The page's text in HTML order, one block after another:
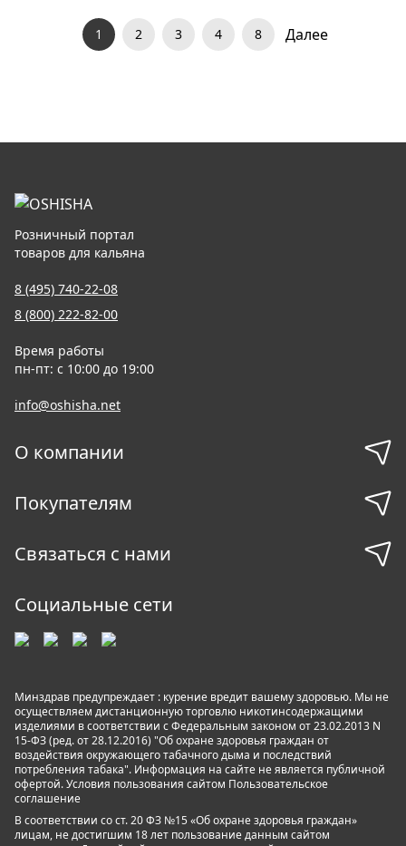
1 2 3 4 8 Далее
Розничный портал
товаров для кальяна
8 (495) 740-22-08
8 (800) 222-82-00
Время работы
пн-пт: с 10:00 до 19:00
info@oshisha.net
О компании
Покупателям
Связаться с нами
Социальные сети
Минздрав предупреждает : курение вредит вашему здоровью. Мы не
осуществляем дистанционную торговлю никотинсодержащими
изделиями в соответствии с Федеральным законом от 23.02.2013 N
15-ФЗ (ред. от 28.12.2016) "Об охране здоровья граждан от
воздействия окружающего табачного дыма и последствий
потребления табака". Информация на сайте не является публичной
офертой. Условия пользования сайтом Пользовательское
соглашение
В соответствии со ст. 20 ФЗ №15 «Об охране здоровья граждан»
лицам, не достигшим 18 лет пользование данным сайтом